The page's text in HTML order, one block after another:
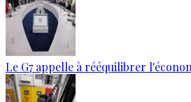
Le G7 appelle à rééquilibrer